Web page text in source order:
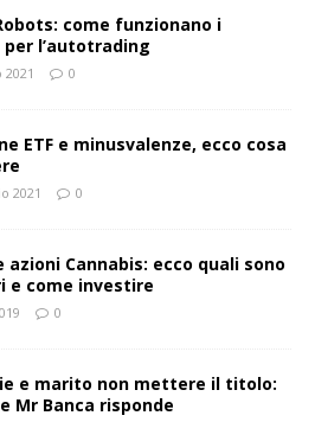
come funzionano i
l’autotrading
0
ETF e minusvalenze, ecco cosa
2021 0
azioni Cannabis: ecco quali sono
e come investire
0
e marito non mettere il titolo:
Mr Banca risponde